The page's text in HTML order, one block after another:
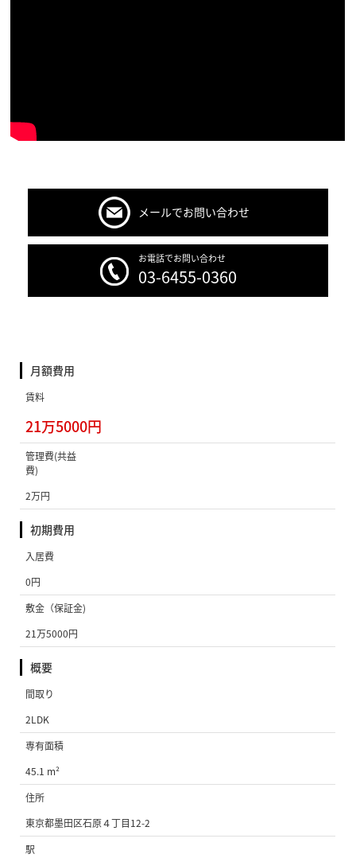
メールでお問い合わせ
お電話でお問い合わせ
03-6455-0360
月額費用
賃料
21万5000円
管理費(共益
費)
2万円
初期費用
入居費
0円
敷金（保証金)
21万5000円
概要
間取り
2LDK
専有面積
45.1 m²
住所
東京都墨田区石原４丁目12-2
駅